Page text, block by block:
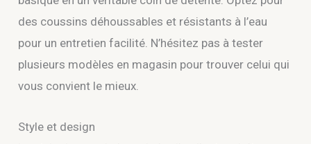
des coussins déhoussables et résistants à l’eau
pour un entretien facilité. N’hésitez pas à tester
plusieurs modèles en magasin pour trouver celui qui
vous convient le mieux.
Style et design